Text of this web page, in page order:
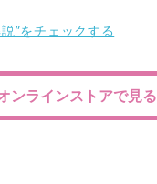
”をチェックする
ンラインストアで見る